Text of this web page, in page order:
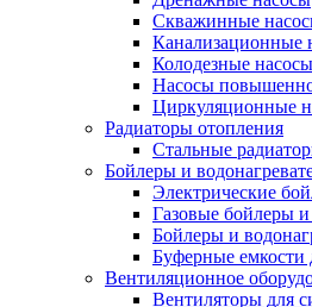
Скважинные
Канализационные
Колодезные насосы
Насосы
Циркуляционные
Радиаторы отопления
Стальные
Бойлеры и
Электрические
Газовые бойлеры и
Бойлеры и
Буферные емкости
Вентиляционное
Вентиляторы для